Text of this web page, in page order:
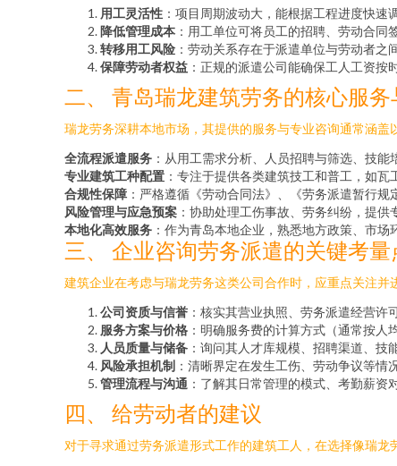
用工灵活性 ：项目周期波动大，能根据工程进度快速
降低管理成本 ：用工单位可将员工的招聘、劳动合
转移用工风险 ：劳动关系存在于派遣单位与劳动者之
保障劳动者权益 ：正规的派遣公司能确保工人工资按
二、 青岛瑞龙建筑劳务的核心服务
瑞龙劳务深耕本地市场，其提供的服务与专业咨询通常涵盖
全流程派遣服务 ：从用工需求分析、人员招聘与筛选、技
专业建筑工种配置 ：专注于提供各类建筑技工和普工，如
合规性保障 ：严格遵循《劳动合同法》、《劳务派遣暂行
风险管理与应急预案 ：协助处理工伤事故、劳务纠纷，提
本地化高效服务 ：作为青岛本地企业，熟悉地方政策、市
三、 企业咨询劳务派遣的关键考量
建筑企业在考虑与瑞龙劳务这类公司合作时，应重点关注并
公司资质与信誉 ：核实其营业执照、劳务派遣经营许
服务方案与价格 ：明确服务费的计算方式（通常按人
人员质量与储备 ：询问其人才库规模、招聘渠道、技
风险承担机制 ：清晰界定在发生工伤、劳动争议等情
管理流程与沟通 ：了解其日常管理的模式、考勤薪资
四、 给劳动者的建议
对于寻求通过劳务派遣形式工作的建筑工人，在选择像瑞龙